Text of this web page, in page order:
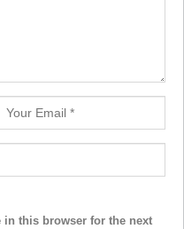
in this browser for the next